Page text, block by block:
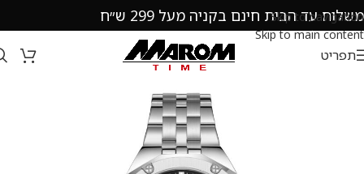
Skip to navigation
Skip to main content
משלוח עד הבית חינם בקניה מעל 299 ש״ח
תפריט